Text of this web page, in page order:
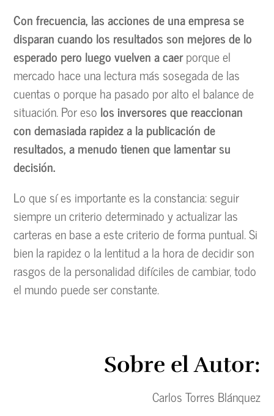
Con frecuencia, las acciones de una empresa se
disparan cuando los resultados son mejores de lo
esperado pero luego vuelven a caerporque el
mercado hace una lectura más sosegada de las
cuentas o porque ha pasado por alto el balance de
situación. Por eso los inversores que reaccionan
con demasiada rapidez a la publicación de
resultados, a menudo tienen que lamentar su
decisión.
Lo que sí es importante es la constancia: seguir
siempre un criterio determinado y actualizar las
carteras en base a este criterio de forma puntual. Si
bien la rapidez o la lentitud a la hora de decidir son
rasgos de la personalidad difíciles de cambiar, todo
el mundo puede ser constante.
Sobre el Autor:
Carlos Torres Blánquez